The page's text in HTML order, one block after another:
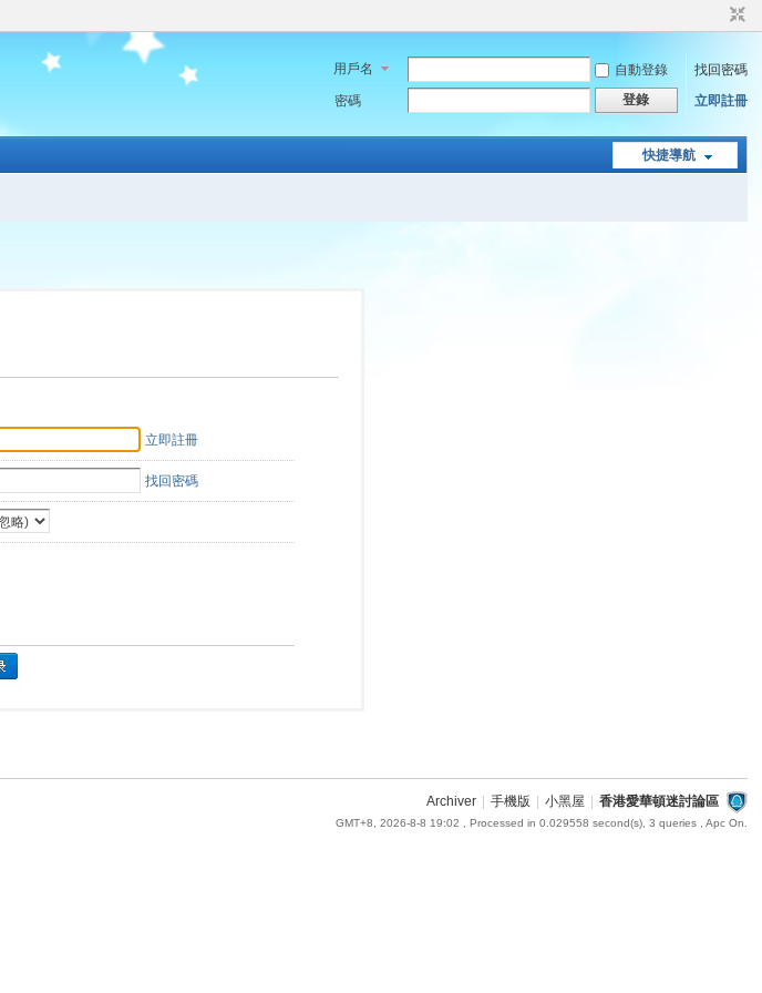
用戶名 自動登錄
找回密碼
密碼
登錄 立即註冊
快捷導航
立即註冊
找回密碼
Archiver 手機版 小黑屋 香港愛華頓迷討論區
GMT+8, 2026-8-8 19:02 , Processed in 0.029558 second(s), 3 queries , Apc On.